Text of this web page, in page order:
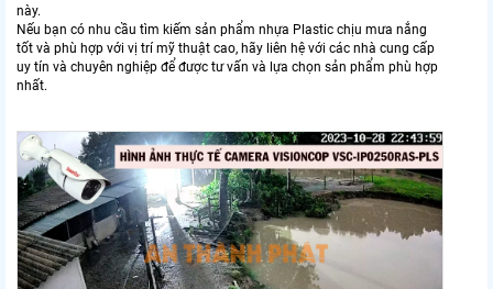
này.
Nếu bạn có nhu cầu tìm kiếm sản phẩm nhựa Plastic chịu mưa nắng
tốt và phù hợp với vị trí mỹ thuật cao, hãy liên hệ với các nhà cung cấp
uy tín và chuyên nghiệp để được tư vấn và lựa chọn sản phẩm phù hợp
nhất.